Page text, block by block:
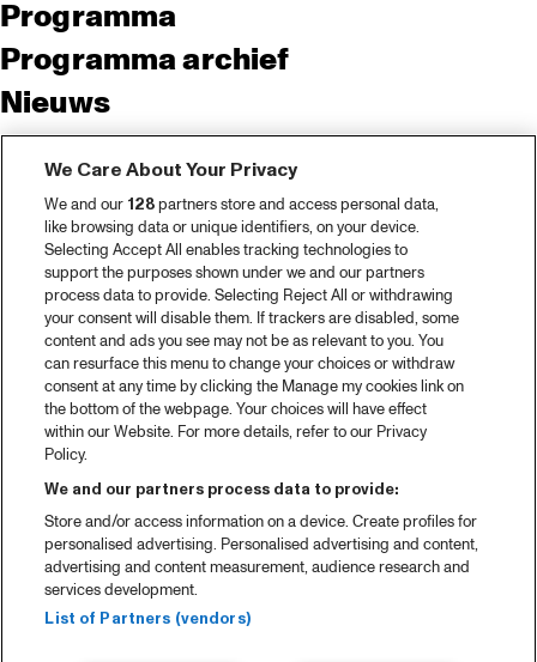
Programma
Programma archief
Nieuws
Tickets
Videoterugblik 2025
2025 in webstories
Spotify
Partners
Projects
Over North Sea Jazz
Concertagenda
Contact
Pers
Weet waar je koopt
Huisregels
We Care About Your Privacy
We and our 128partners store and access personal data,
like browsing data or unique identifiers, on your device.
Selecting Accept All enables tracking technologies to
support the purposes shown under we and our partners
process data to provide. Selecting Reject All or withdrawing
your consent will disable them. If trackers are disabled, some
content and ads you see may not be as relevant to you. You
can resurface this menu to change your choices or withdraw
consent at any time by clicking the Manage my cookies link on
the bottom of the webpage. Your choices will have effect
within our Website. For more details, refer to our Privacy
Policy.
We and our partners process data to provide:
Store and/or access information on a device. Create profiles for
personalised advertising. Personalised advertising and content,
advertising and content measurement, audience research and
services development.
List of Partners (vendors)